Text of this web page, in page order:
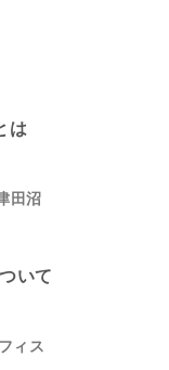
は
田沼
いて
ィス